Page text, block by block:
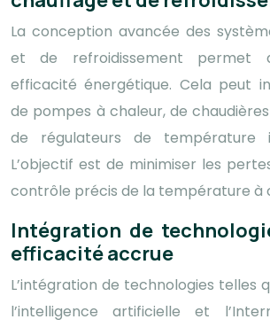
La conception avancée des
et de refroidissement permet
efficacité énergétique. Cela peut
de pompes à chaleur, de
de régulateurs de température
L’objectif est de minimiser les
contrôle précis de la température à
Intégration de
efficacité accrue
L’intégration de technologies telles
l’intelligence artificielle et